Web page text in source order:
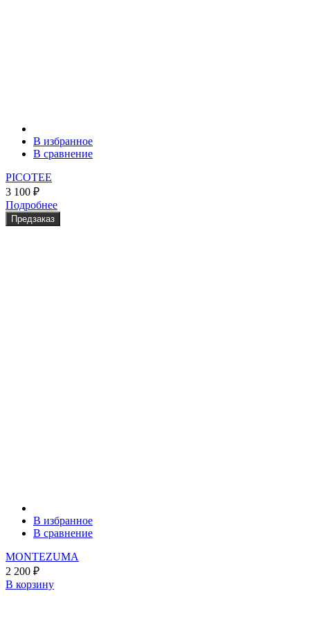
В избранное
В сравнение
PICOTEE
3 100 ₽
Подробнее
Предзаказ
В избранное
В сравнение
MONTEZUMA
2 200 ₽
В корзину